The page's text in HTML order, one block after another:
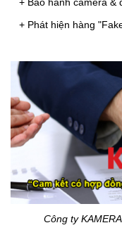
+ Phát hiện hàng
Công ty